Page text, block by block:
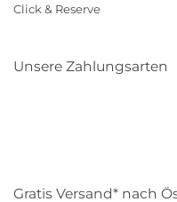
Click & Reserve
Unsere Zahlungsarten
Gratis Versand* nach